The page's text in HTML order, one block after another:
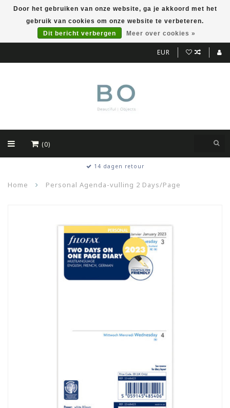
EUR
(0)
14 dagen retour
Home Personal Agenda-vulling 2 Days/Page
Door het gebruiken van onze website, ga je akkoord met het
gebruik van cookies om onze website te verbeteren.
Dit bericht verbergen
Meer over cookies »